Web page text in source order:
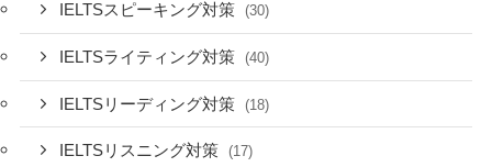
IELTSスピーキング対策 (30)
IELTSライティング対策 (40)
IELTSリーディング対策 (18)
IELTSリスニング対策 (17)